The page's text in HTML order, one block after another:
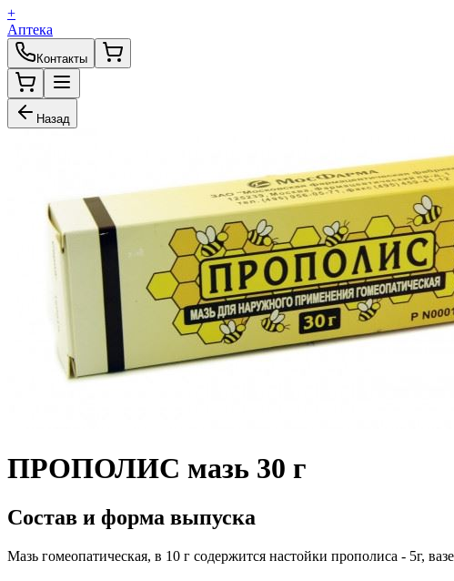
+
Аптека
Контакты
Назад
ПРОПОЛИС мазь 30 г
Состав и форма выпуска
Мазь гомеопатическая, в 10 г содержится настойки прополиса - 5г,